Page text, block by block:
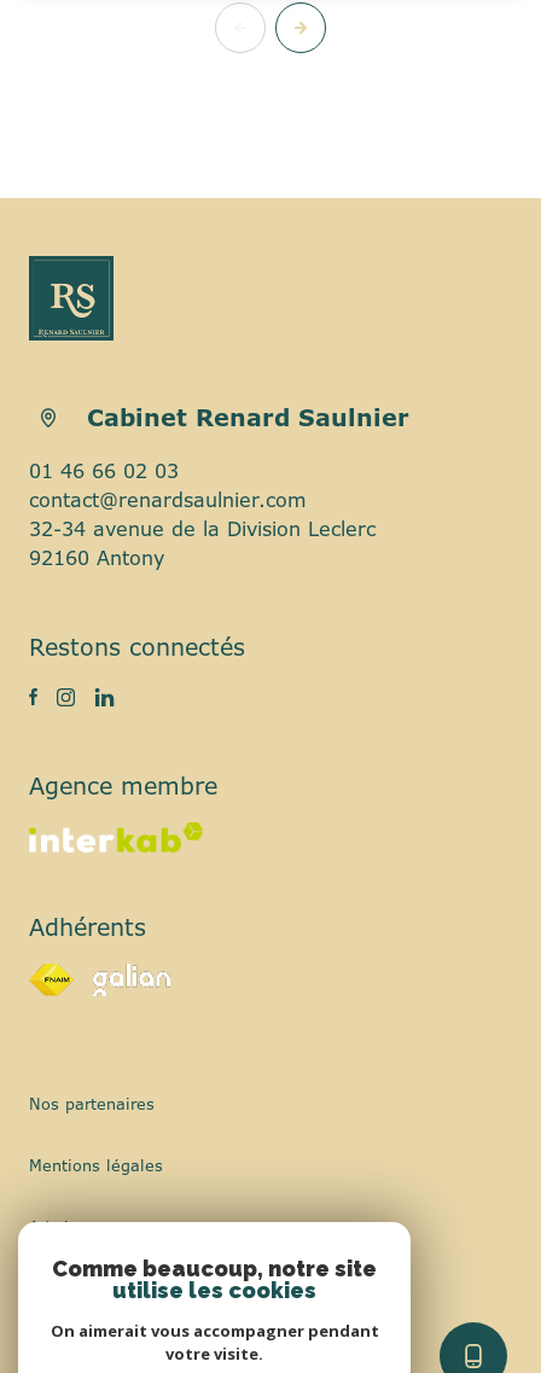
Cabinet Renard Saulnier
01 46 66 02 03
contact@renardsaulnier.com
32-34 avenue de la Division Leclerc
92160 Antony
Restons connectés
Agence membre
Adhérents
Nos partenaires
Mentions légales
Admin
Nos honoraires
Comme beaucoup, notre site
utilise les cookies
On aimerait vous accompagner pendant
votre visite.